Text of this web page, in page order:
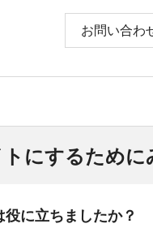
お問い合わ
にするため
に立ちましたか？